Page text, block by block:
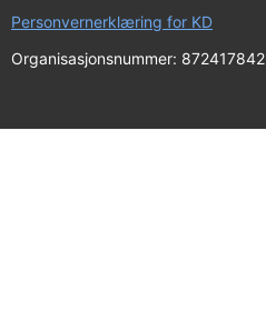
Personvernerklæring for KD
Organisasjonsnummer: 872417842